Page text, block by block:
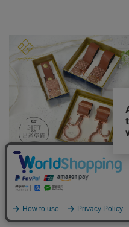
【ベビー・キッズ・ママ小物】
e.x.p.ja…
¥6,320(税込)